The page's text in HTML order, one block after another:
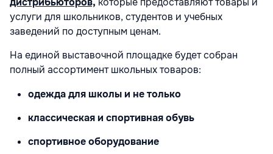
услуги для школьников, студентов и учебных
заведений по доступным ценам.
На единой выставочной площадке будет собран
полный ассортимент школьных товаров:
одежда для школы и не только
классическая и спортивная обувь
спортивное оборудование